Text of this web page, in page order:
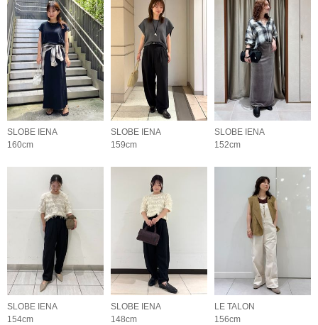
SLOBE IENA
160cm
SLOBE IENA
159cm
SLOBE IENA
152cm
SLOBE IENA
154cm
SLOBE IENA
148cm
LE TALON
156cm